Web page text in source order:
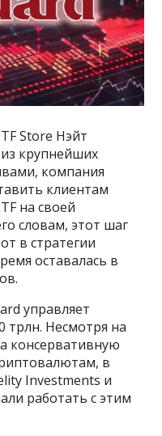
Store Нэйт
крупнейших
компания
клиентам
на своей
словам, этот шаг
в стратегии
оставалась в
управляет
трлн. Несмотря на
консервативную
в
Investments и
работать с этим